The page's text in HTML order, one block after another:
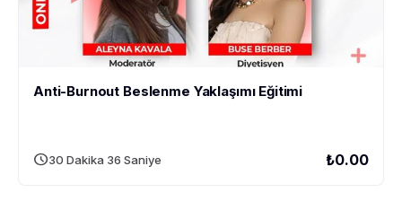
Anti-Burnout Beslenme Yaklaşımı Eğitimi
schedule30 Dakika 36 Saniye ₺0.00